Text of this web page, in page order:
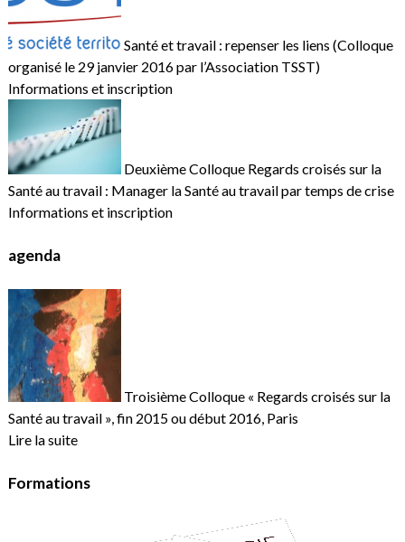
Santé et travail : repenser les liens (Colloque
organisé le 29 janvier 2016 par l’Association TSST)
Informations et inscription
Deuxième Colloque Regards croisés sur la
Santé au travail : Manager la Santé au travail par temps de crise
Informations et inscription
agenda
Troisième Colloque « Regards croisés sur la
Santé au travail », fin 2015 ou début 2016, Paris
Lire la suite
Formations